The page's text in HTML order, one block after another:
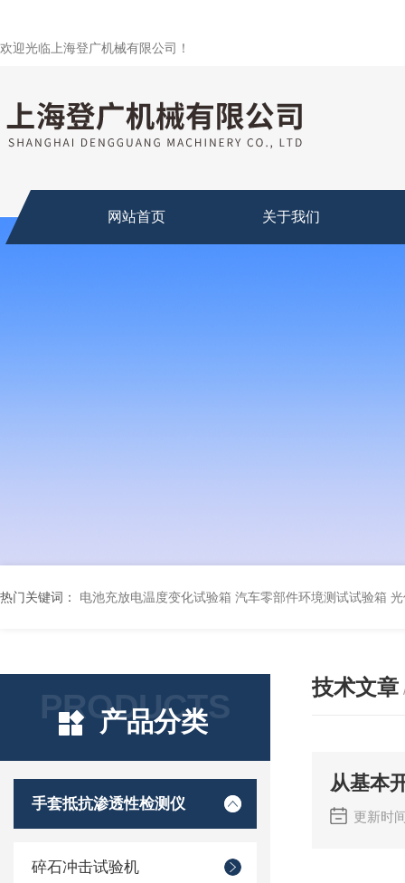
欢迎光临上海登广机械有限公司！
网站首页 关于我们
热门关键词： 电池充放电温度变化试验箱 汽车零部件环境测试试验箱
PRODUCTS
产品分类
手套抵抗渗透性检测仪
碎石冲击试验机
技术文章
从基本
更新时